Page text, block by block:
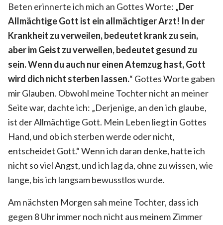
Beten erinnerte ich mich an Gottes Worte: „Der
Allmächtige Gott ist ein allmächtiger Arzt! In der
Krankheit zu verweilen, bedeutet krank zu sein,
aber im Geist zu verweilen, bedeutet gesund zu
sein. Wenn du auch nur einen Atemzug hast, Gott
wird dich nicht sterben lassen.“ Gottes Worte gaben
mir Glauben. Obwohl meine Tochter nicht an meiner
Seite war, dachte ich: „Derjenige, an den ich glaube,
ist der Allmächtige Gott. Mein Leben liegt in Gottes
Hand, und ob ich sterben werde oder nicht,
entscheidet Gott.“ Wenn ich daran denke, hatte ich
nicht so viel Angst, und ich lag da, ohne zu wissen, wie
lange, bis ich langsam bewusstlos wurde.
Am nächsten Morgen sah meine Tochter, dass ich
gegen 8 Uhr immer noch nicht aus meinem Zimmer